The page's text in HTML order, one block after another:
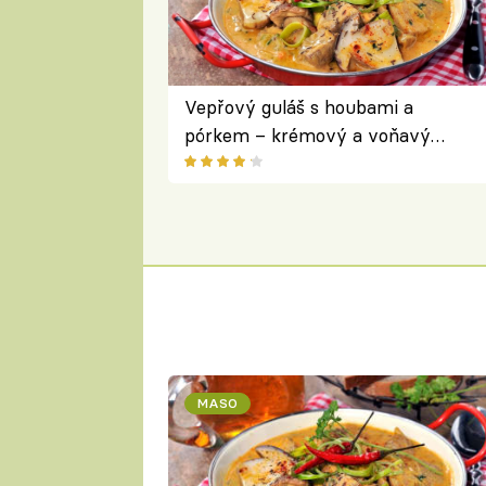
Vepřový guláš s houbami a
pórkem – krémový a voňavý
pokrm z jednoho hrnce
MASO